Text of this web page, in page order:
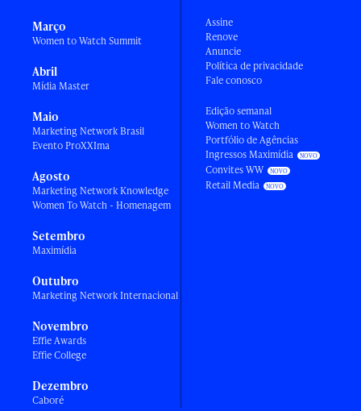
Março
Women to Watch Summit
Abril
Mídia Master
Maio
Marketing Network Brasil
Evento ProXXIma
Agosto
Marketing Network Knowledge
Women To Watch - Homenagem
Setembro
Maximídia
Outubro
Marketing Network Internacional
Novembro
Effie Awards
Effie College
Dezembro
Caboré
Assine
Renove
Anuncie
Política de privacidade
Fale conosco
Edição semanal
Women to Watch
Portfólio de Agências
Ingressos Maximídia
Convites WW
Retail Media